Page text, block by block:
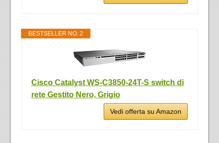
BESTSELLER NO. 2
Cisco Catalyst WS-C3850-24T-S switch di
rete Gestito Nero, Grigio
Vedi offerta su Amazon